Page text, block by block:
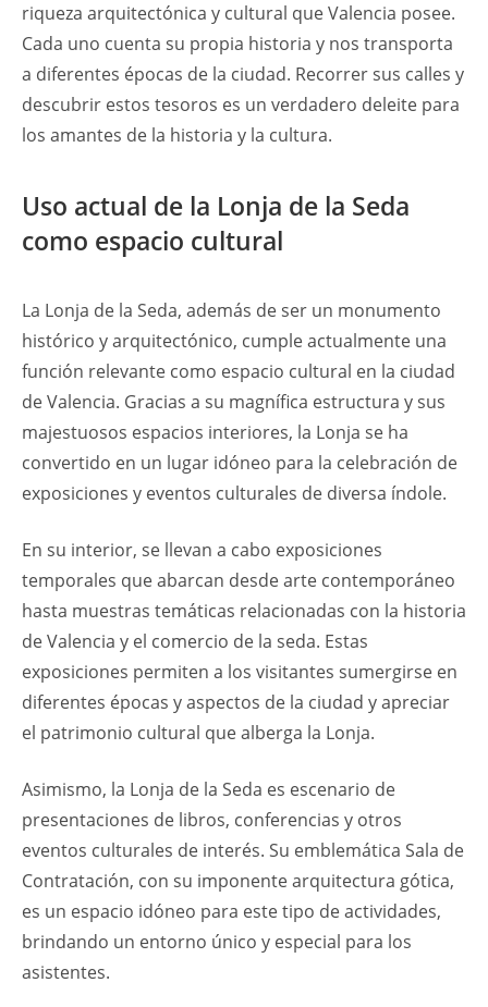
riqueza arquitectónica y cultural que Valencia posee.
Cada uno cuenta su propia historia y nos transporta
a diferentes épocas de la ciudad. Recorrer sus calles y
descubrir estos tesoros es un verdadero deleite para
los amantes de la historia y la cultura.
Uso actual de la Lonja de la Seda
como espacio cultural
La Lonja de la Seda, además de ser un monumento
histórico y arquitectónico, cumple actualmente una
función relevante como espacio cultural en la ciudad
de Valencia. Gracias a su magnífica estructura y sus
majestuosos espacios interiores, la Lonja se ha
convertido en un lugar idóneo para la celebración de
exposiciones y eventos culturales de diversa índole.
En su interior, se llevan a cabo exposiciones
temporales que abarcan desde arte contemporáneo
hasta muestras temáticas relacionadas con la historia
de Valencia y el comercio de la seda. Estas
exposiciones permiten a los visitantes sumergirse en
diferentes épocas y aspectos de la ciudad y apreciar
el patrimonio cultural que alberga la Lonja.
Asimismo, la Lonja de la Seda es escenario de
presentaciones de libros, conferencias y otros
eventos culturales de interés. Su emblemática Sala de
Contratación, con su imponente arquitectura gótica,
es un espacio idóneo para este tipo de actividades,
brindando un entorno único y especial para los
asistentes.